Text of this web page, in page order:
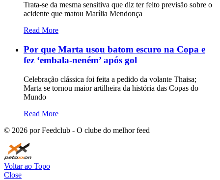
Trata-se da mesma sensitiva que diz ter feito previsão sobre o
acidente que matou Marília Mendonça
Read More
Por que Marta usou batom escuro na Copa e
fez ‘embala-neném’ após gol
Celebração clássica foi feita a pedido da volante Thaisa;
Marta se tornou maior artilheira da história das Copas do
Mundo
Read More
© 2026 por Feedclub - O clube do melhor feed
Voltar ao Topo
Close